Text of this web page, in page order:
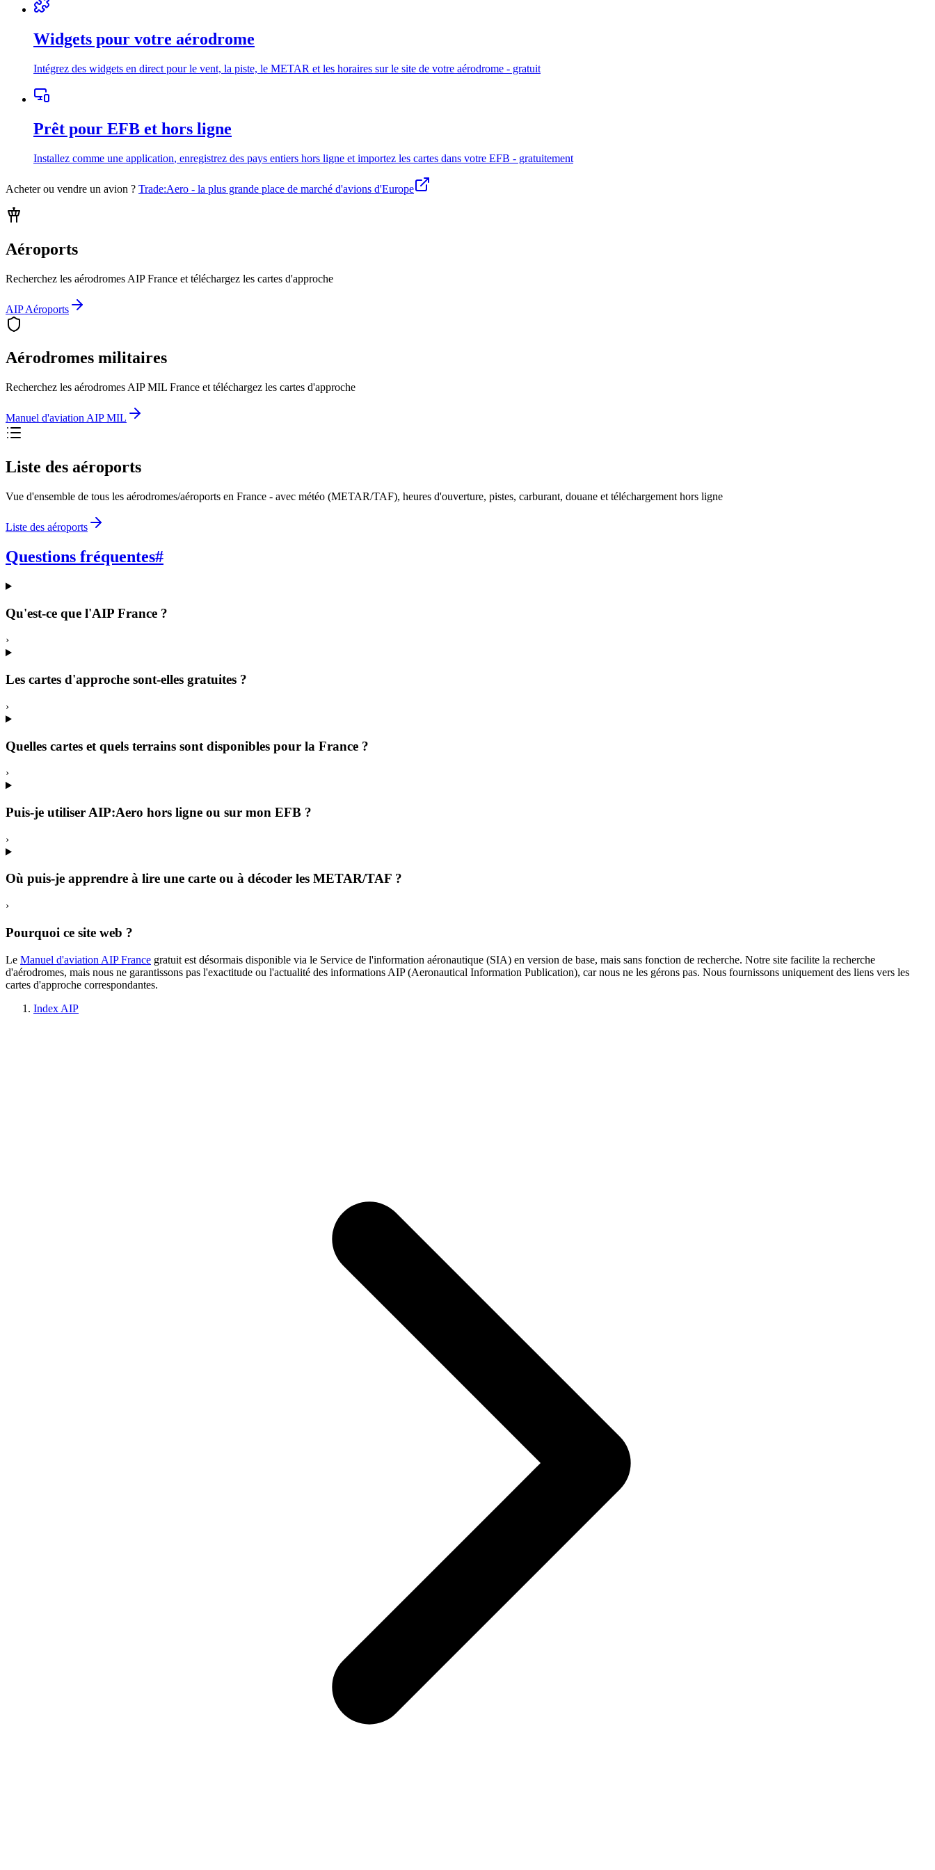
Widgets pour votre aérodrome
Intégrez des widgets en direct pour le vent, la piste, le METAR et les horaires sur le site de votre aérodrome - gratuit
Prêt pour EFB et hors ligne
Installez comme une application, enregistrez des pays entiers hors ligne et importez les cartes dans votre EFB - gratuitement
Acheter ou vendre un avion ? Trade:Aero - la plus grande place de marché d'avions d'Europe
Aéroports
Recherchez les aérodromes AIP France et téléchargez les cartes d'approche
AIP Aéroports
Aérodromes militaires
Recherchez les aérodromes AIP MIL France et téléchargez les cartes d'approche
Manuel d'aviation AIP MIL
Liste des aéroports
Vue d'ensemble de tous les aérodromes/aéroports en France - avec météo (METAR/TAF), heures d'ouverture, pistes, carburant, douane et téléchargement hors ligne
Liste des aéroports
Questions fréquentes#
Qu'est-ce que l'AIP France ?
›
Les cartes d'approche sont-elles gratuites ?
›
Quelles cartes et quels terrains sont disponibles pour la France ?
›
Puis-je utiliser AIP:Aero hors ligne ou sur mon EFB ?
›
Où puis-je apprendre à lire une carte ou à décoder les METAR/TAF ?
›
Pourquoi ce site web ?
Le Manuel d'aviation AIP France gratuit est désormais disponible via le Service de l'information aéronautique (SIA) en version de base, mais sans fonction de recherche. Notre site facilite la recherche
d'aérodromes, mais nous ne garantissons pas l'exactitude ou l'actualité des informations AIP (Aeronautical Information Publication), car nous ne les gérons pas. Nous fournissons uniquement des liens vers les
cartes d'approche correspondantes.
Index AIP